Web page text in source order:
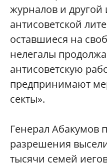
журналов и другой
антисоветской
оставшиеся на
нелегалы
антисоветскую
предпринимают
секты».
Генерал Абакумов
разрешения
тысячи семей